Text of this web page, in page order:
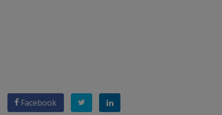
Facebook